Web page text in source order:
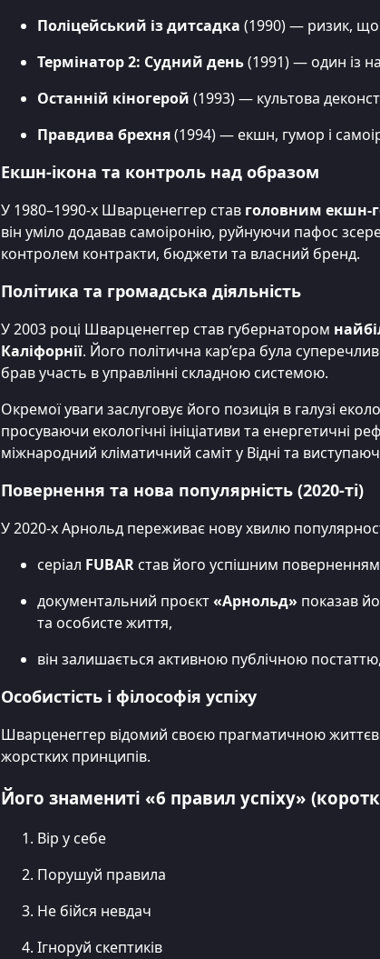
Поліцейський із дитсадка (1990) — ризик,
Термінатор 2: Судний день(1991) — один із
Останній кіногерой (1993) — культова
Правдива брехня(1994) — екшн, гумор і
Екшн-ікона та контроль над образом
У 1980–1990-х Шварценеггер став головним екшн-
він уміло додавав самоіронію, руйнуючи пафос
контролем контракти, бюджети та власний бренд.
Політика та громадська діяльність
У 2003 році Шварценеггер став губернатором
Каліфорнії. Його політична кар’єра була
брав участь в управлінні складною системою.
Окремої уваги заслуговує його позиція в галузі
просуваючи екологічні ініціативи та енергетичні
міжнародний кліматичний саміт у Відні та
Повернення та нова популярність (2020-ті)
У 2020-х Арнольд переживає нову хвилю
серіал FUBAR став його успішним
документальний проєкт«Арнольд» показав
та особисте життя,
він залишається активною публічною
Особистість і філософія успіху
Шварценеггер відомий своєю прагматичною
жорстких принципів.
Його знамениті «6 правил успіху»
Вір у себе
Порушуй правила
Не бійся невдач
Ігноруй скептиків